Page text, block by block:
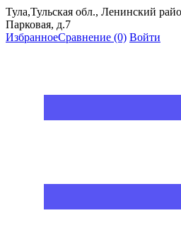
Тула,Тульская обл., Ленинский
Парковая, д.7
ИзбранноеСравнение (0) Войти